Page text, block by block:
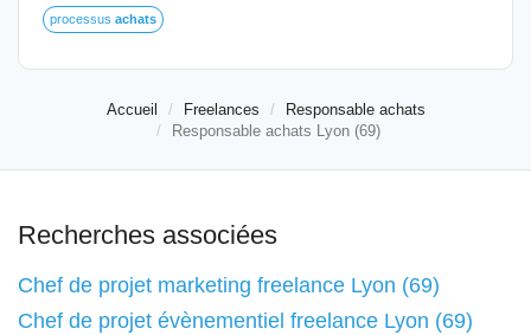
processus achats
Accueil Freelances
Responsable achats
Responsable achats Lyon (69)
Recherches associées
Chef de projet marketing freelance Lyon (69)
Chef de projet évènementiel freelance Lyon (69)